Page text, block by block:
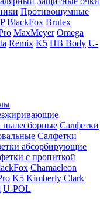
Противошумные
BlackFox Brulex
MaxMeyer Omega
Remix K5 HB Body U-
пылесборные Салфетки
Салфетки
абсорбирующие
с пропиткой
Chamaeleon
K5 Kimberly Clark
U-POL